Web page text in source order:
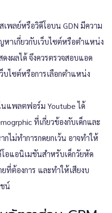
พลย์หรือวิดีโอบน GDN มีความ
าเกี่ยวกับเว็บไซต์หรือตำแหน่ง
ผลได้ จึงควรตรวจสอบแอด
บไซต์หรือการเลือกตำแหน่ง
นแพลตฟอร์ม Youtube ได้
ที่เกี่ยวข้องกับเด็กและ
ไม่ทำการกดยกเว้น อาจทำให้
แอนิเมชันสำหรับเด็กวัยหัด
ที่ต้องการ และทำให้เสียงบ
น์